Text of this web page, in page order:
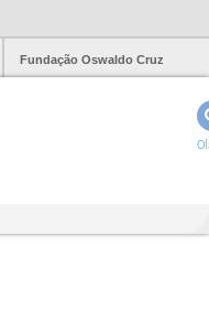
Fundação Oswaldo Cruz